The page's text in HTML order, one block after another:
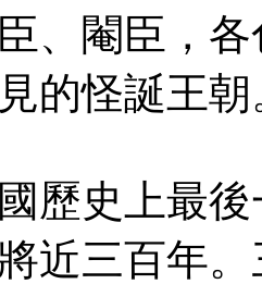
、閹臣，
的怪誕王朝
歷史上最
近三百年